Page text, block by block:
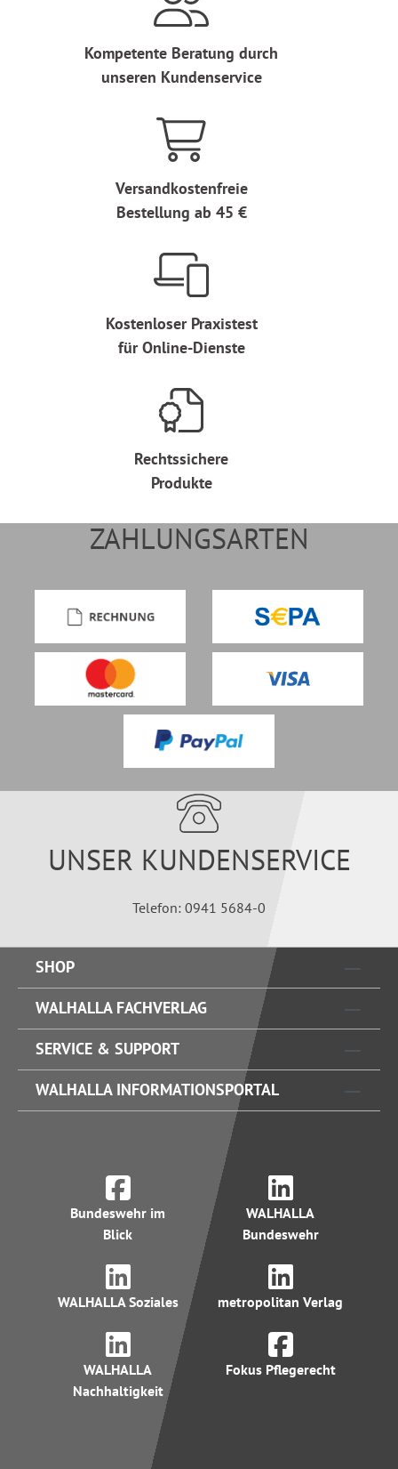
Kompetente Beratung durch
unseren Kundenservice
Versandkostenfreie
Bestellung ab 45 €
Kostenloser Praxistest
für Online-Dienste
Rechtssichere
Produkte
ZAHLUNGSARTEN
UNSER KUNDENSERVICE
Telefon: 0941 5684-0
SHOP
WALHALLA FACHVERLAG
SERVICE & SUPPORT
WALHALLA INFORMATIONSPORTAL
Bundeswehr im
Blick
WALHALLA
Bundeswehr
WALHALLA Soziales metropolitan Verlag
WALHALLA
Nachhaltigkeit
Fokus Pflegerecht